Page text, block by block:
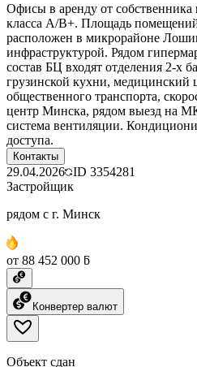
Офисы в аренду от собственника
класса A/В+. Площадь
расположен в микрорайоне
инфраструктурой. Рядом
состав БЦ входят отделения 2-х
грузинской кухни, медицинский
общественного транспорта,
центр Минска, рядом выезд на
система вентиляции.
доступа.
Контакты
29.04.2026 ID 3354281
Застройщик
рядом с г. Минск
от 88 452 000 ƃ
Конвертер валют
Объект сдан